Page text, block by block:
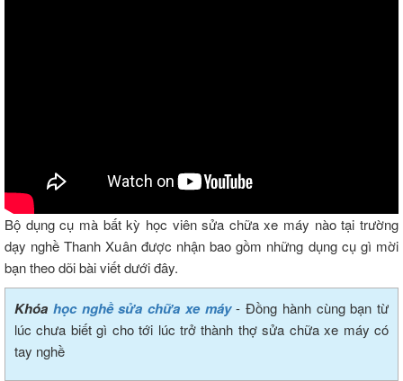
Bộ dụng cụ mà bất kỳ học viên sửa chữa xe máy nào tại trường
dạy nghề Thanh Xuân được nhận bao gồm những dụng cụ gì mời
bạn theo dõi bài viết dưới đây.
Khóa học nghề sửa chữa xe máy- Đồng hành cùng bạn từ
lúc chưa biết gì cho tới lúc trở thành thợ sửa chữa xe máy có
tay nghề